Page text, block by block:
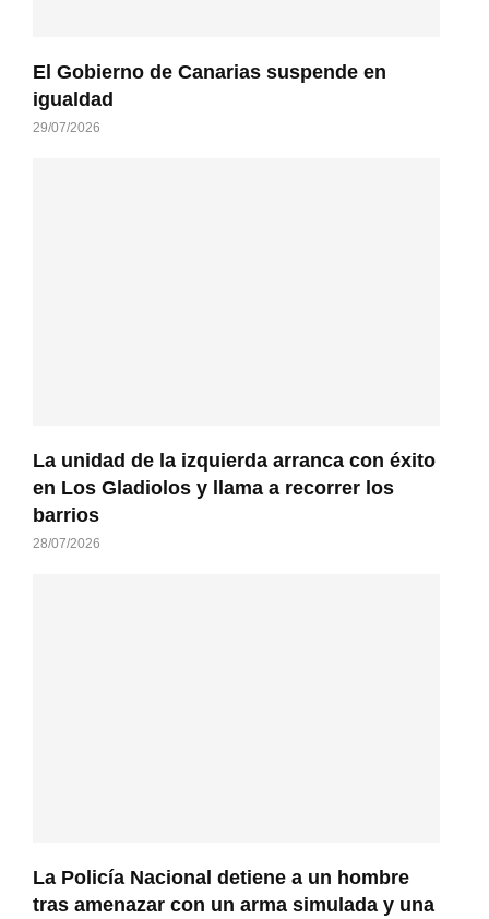
El Gobierno de Canarias suspende en
igualdad
29/07/2026
La unidad de la izquierda arranca con éxito
en Los Gladiolos y llama a recorrer los
barrios
28/07/2026
La Policía Nacional detiene a un hombre
tras amenazar con un arma simulada y una